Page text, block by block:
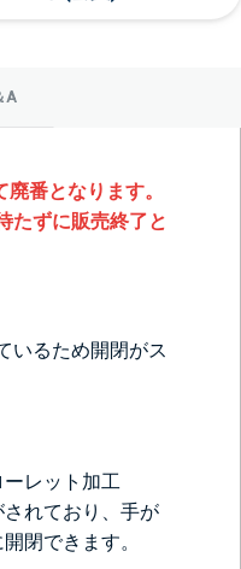
A
番となります。
たずに販売終了と
いるため開閉がス
レット加工
されており、手が
閉できます。